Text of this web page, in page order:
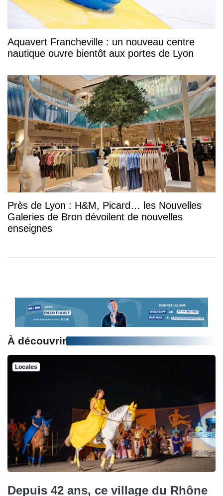
Aquavert Francheville : un nouveau centre
nautique ouvre bientôt aux portes de Lyon
Près de Lyon : H&M, Picard… les Nouvelles
Galeries de Bron dévoilent de nouvelles
enseignes
À découvrir
Locales
Depuis 42 ans, ce village du Rhône